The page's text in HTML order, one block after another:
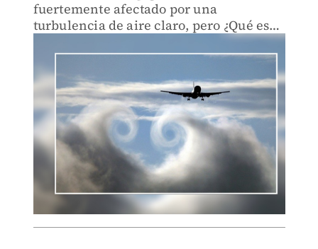
fuertemente afectado por una
turbulencia de aire claro, pero ¿Qué es